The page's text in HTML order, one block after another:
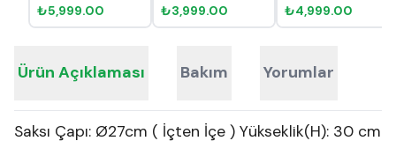
₺5,999.00 ₺3,999.00 ₺4,999.00
Ürün Açıklaması Bakım Yorumlar
Saksı Çapı: Ø27cm ( İçten İçe ) Yükseklik(H): 30 cm